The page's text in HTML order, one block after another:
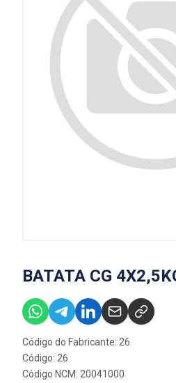
BATATA CG
Código do Fabricante: 26
Código: 26
Código NCM: 20041000